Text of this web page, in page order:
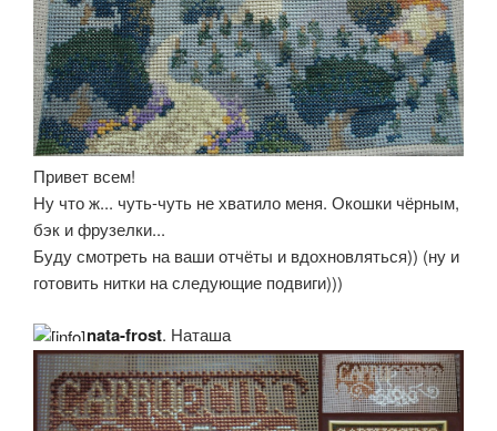
Привет всем!
Ну что ж... чуть-чуть не хватило меня. Окошки чёрным,
бэк и фрузелки...
Буду смотреть на ваши отчёты и вдохновляться)) (ну и
готовить нитки на следующие подвиги)))
nata-frost, Наташа